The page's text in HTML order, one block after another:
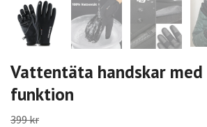
Vattentäta handskar
funktion
399 kr